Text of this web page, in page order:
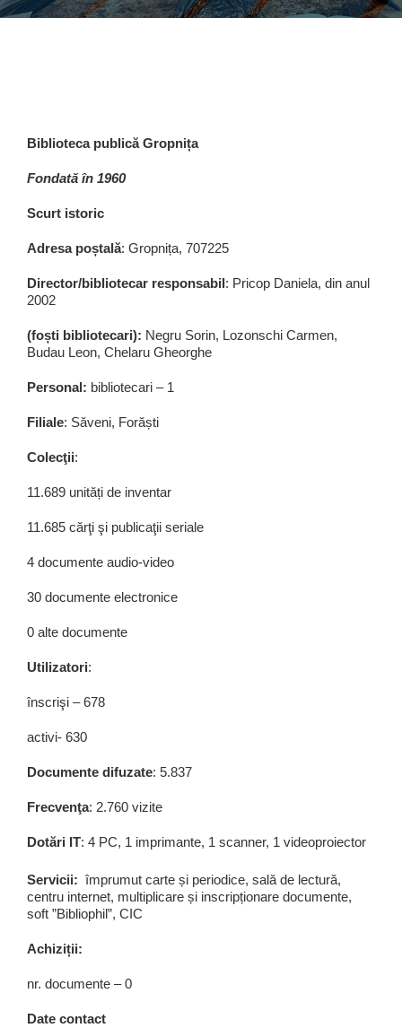
Biblioteca publică Gropnița
Fondată în 1960
Scurt istoric
Adresa poștală: Gropnița, 707225
Director/bibliotecar responsabil: Pricop Daniela, din anul
2002
(foști bibliotecari): Negru Sorin, Lozonschi Carmen,
Budau Leon, Chelaru Gheorghe
Personal: bibliotecari – 1
Filiale: Săveni, Forăști
Colecţii:
11.689 unități de inventar
11.685 cărţi şi publicaţii seriale
4 documente audio-video
30 documente electronice
0 alte documente
Utilizatori:
înscrişi – 678
activi- 630
Documente difuzate: 5.837
Frecvenţa: 2.760 vizite
Dotări IT: 4 PC, 1 imprimante, 1 scanner, 1 videoproiector
Servicii: împrumut carte și periodice, sală de lectură,
centru internet, multiplicare și inscripționare documente,
soft ”Bibliophil”, CIC
Achiziții:
nr. documente – 0
Date contact